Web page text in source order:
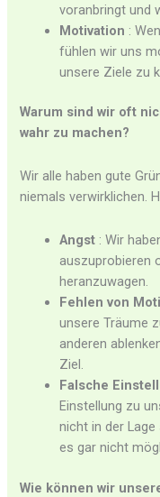
voranbringt und
Motivation :
fühlen wir uns
unsere Ziele zu
Warum sind wir oft
wahr zu machen?
Wir alle haben gute
niemals verwirklichen.
Angst : Wir
auszuprobieren
heranzuwagen.
Fehlen von
unsere Träume
anderen
Ziel.
Falsche
Einstellung zu
nicht in der
es gar nicht
Wie können wir